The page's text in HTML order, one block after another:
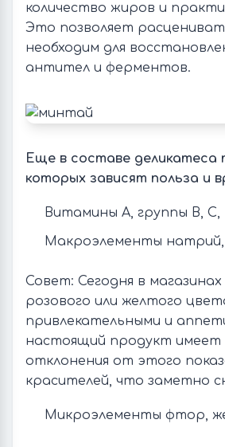
количество жиров и
Это позволяет
необходим для
антител и ферментов.
Еще в составе
которых зависят польза и
Витамины А, группы В, С,
Макроэлементы натрий,
Совет: Сегодня в
розового или желтого
привлекательными и
настоящий продукт имеет
отклонения от этого
красителей, что заметно
Микроэлементы фтор,